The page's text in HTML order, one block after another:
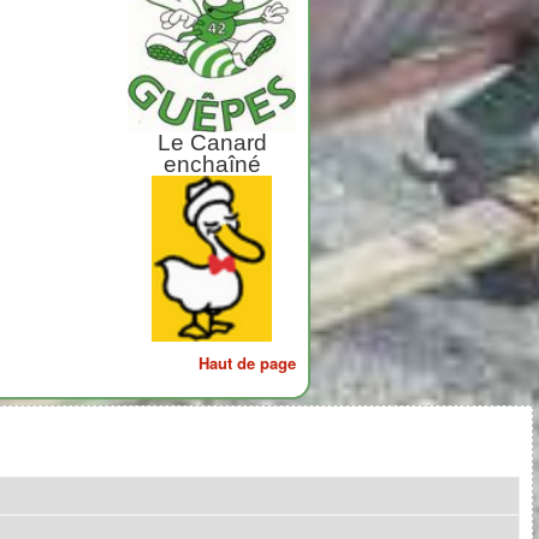
Le Canard
enchaîné
Haut de page